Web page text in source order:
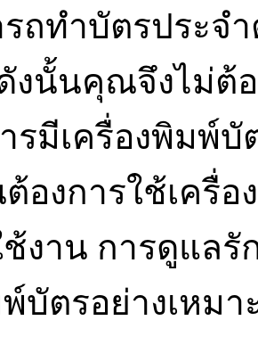
ถทำบัตรประจ
งนั้นคุณจึงไม่ต้
รมีเครื่องพิมพ์
องการใช้เครื่อ
งาน การดูแลรั
บัตรอย่างเหม